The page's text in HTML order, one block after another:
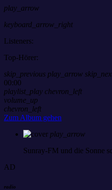
play_arrow
keyboard_arrow_right
Listeners:
Top-Hörer:
skip_previous play_arrow
00:00
playlist_play chevron_left
volume_up
chevron_left
Zum Album gehen
play_arrow
Sunray-FM und die Sonne
AD
radio